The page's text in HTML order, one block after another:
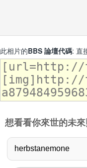
此相片的BBS 論壇代碼: 直
想看看你來世的未